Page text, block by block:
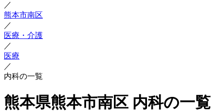
／
熊本市南区
／
医療・介護
／
医療
／
内科の一覧
熊本県熊本市南区 内科の一覧